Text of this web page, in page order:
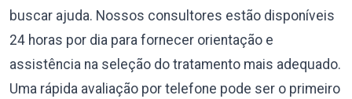
buscar ajuda. Nossos consultores estão disponíveis
24 horas por dia para fornecer orientação e
assistência na seleção do tratamento mais adequado.
Uma rápida avaliação por telefone pode ser o primeiro